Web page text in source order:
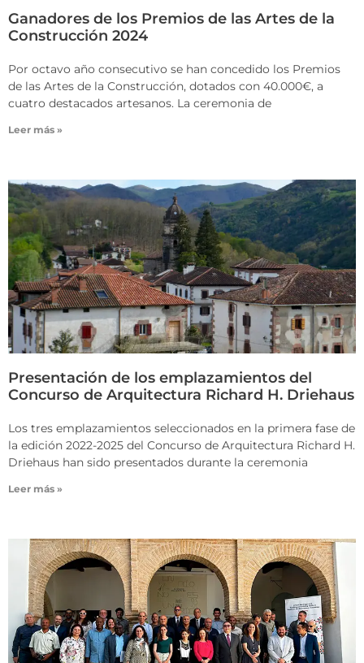
Ganadores de los Premios de las Artes de la
Construcción 2024
Por octavo año consecutivo se han concedido los Premios
de las Artes de la Construcción, dotados con 40.000€, a
cuatro destacados artesanos. La ceremonia de
Leer más »
Presentación de los emplazamientos del
Concurso de Arquitectura Richard H. Driehaus
Los tres emplazamientos seleccionados en la primera fase de
la edición 2022-2025 del Concurso de Arquitectura Richard H.
Driehaus han sido presentados durante la ceremonia
Leer más »